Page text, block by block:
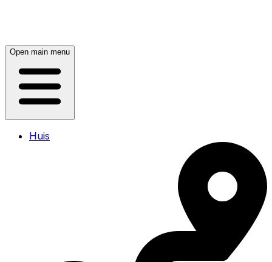
Open main menu
Huis